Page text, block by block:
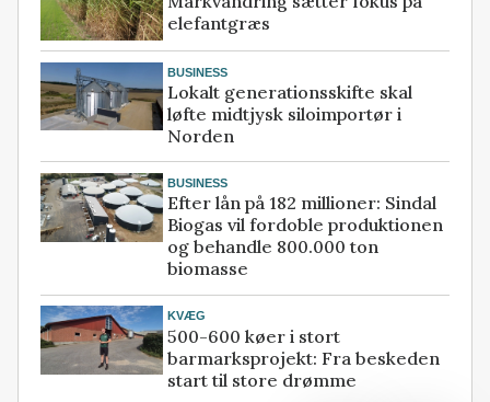
elefantgræs
BUSINESS
Lokalt generationsskifte skal
løfte midtjysk siloimportør i
Norden
BUSINESS
Efter lån på 182 millioner: Sindal
Biogas vil fordoble produktionen
og behandle 800.000 ton
biomasse
KVÆG
500-600 køer i stort
barmarksprojekt: Fra beskeden
start til store drømme